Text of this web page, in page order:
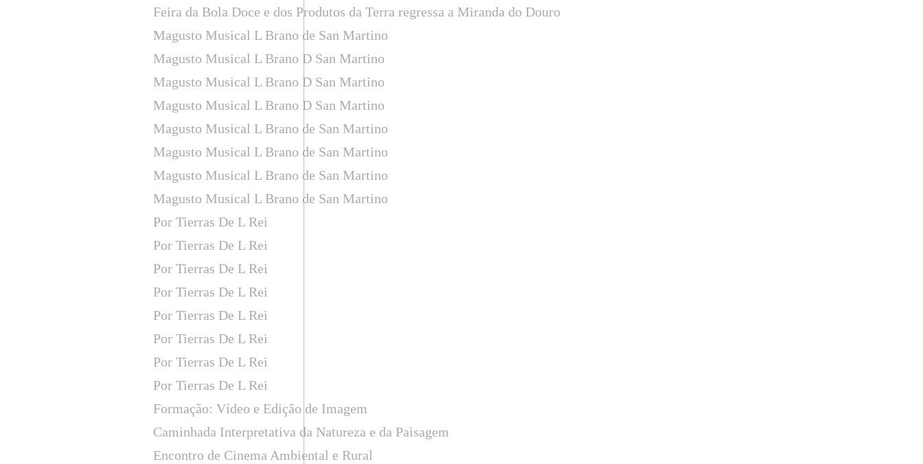
Feira da Bola Doce e dos Produtos da Terra regressa a Miranda do Douro
Magusto Musical L Brano de San Martino
Magusto Musical L Brano D San Martino
Magusto Musical L Brano D San Martino
Magusto Musical L Brano D San Martino
Magusto Musical L Brano de San Martino
Magusto Musical L Brano de San Martino
Magusto Musical L Brano de San Martino
Magusto Musical L Brano de San Martino
Por Tierras De L Rei
Por Tierras De L Rei
Por Tierras De L Rei
Por Tierras De L Rei
Por Tierras De L Rei
Por Tierras De L Rei
Por Tierras De L Rei
Por Tierras De L Rei
Formação: Vídeo e Edição de Imagem
Caminhada Interpretativa da Natureza e da Paisagem
Encontro de Cinema Ambiental e Rural